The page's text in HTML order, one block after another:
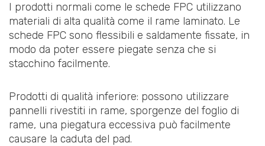
I prodotti normali come le schede FPC utilizzano
materiali di alta qualità come il rame laminato. Le
schede FPC sono flessibili e saldamente fissate, in
modo da poter essere piegate senza che si
stacchino facilmente.
Prodotti di qualità inferiore: possono utilizzare
pannelli rivestiti in rame, sporgenze del foglio di
rame, una piegatura eccessiva può facilmente
causare la caduta del pad.